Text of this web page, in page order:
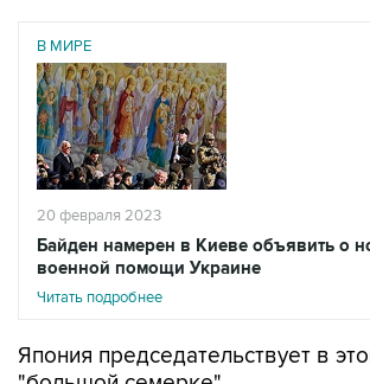
В МИРЕ
20 февраля 2023
Байден намерен в Киеве объявить о
военной помощи Украине
Читать подробнее
Япония председательствует в